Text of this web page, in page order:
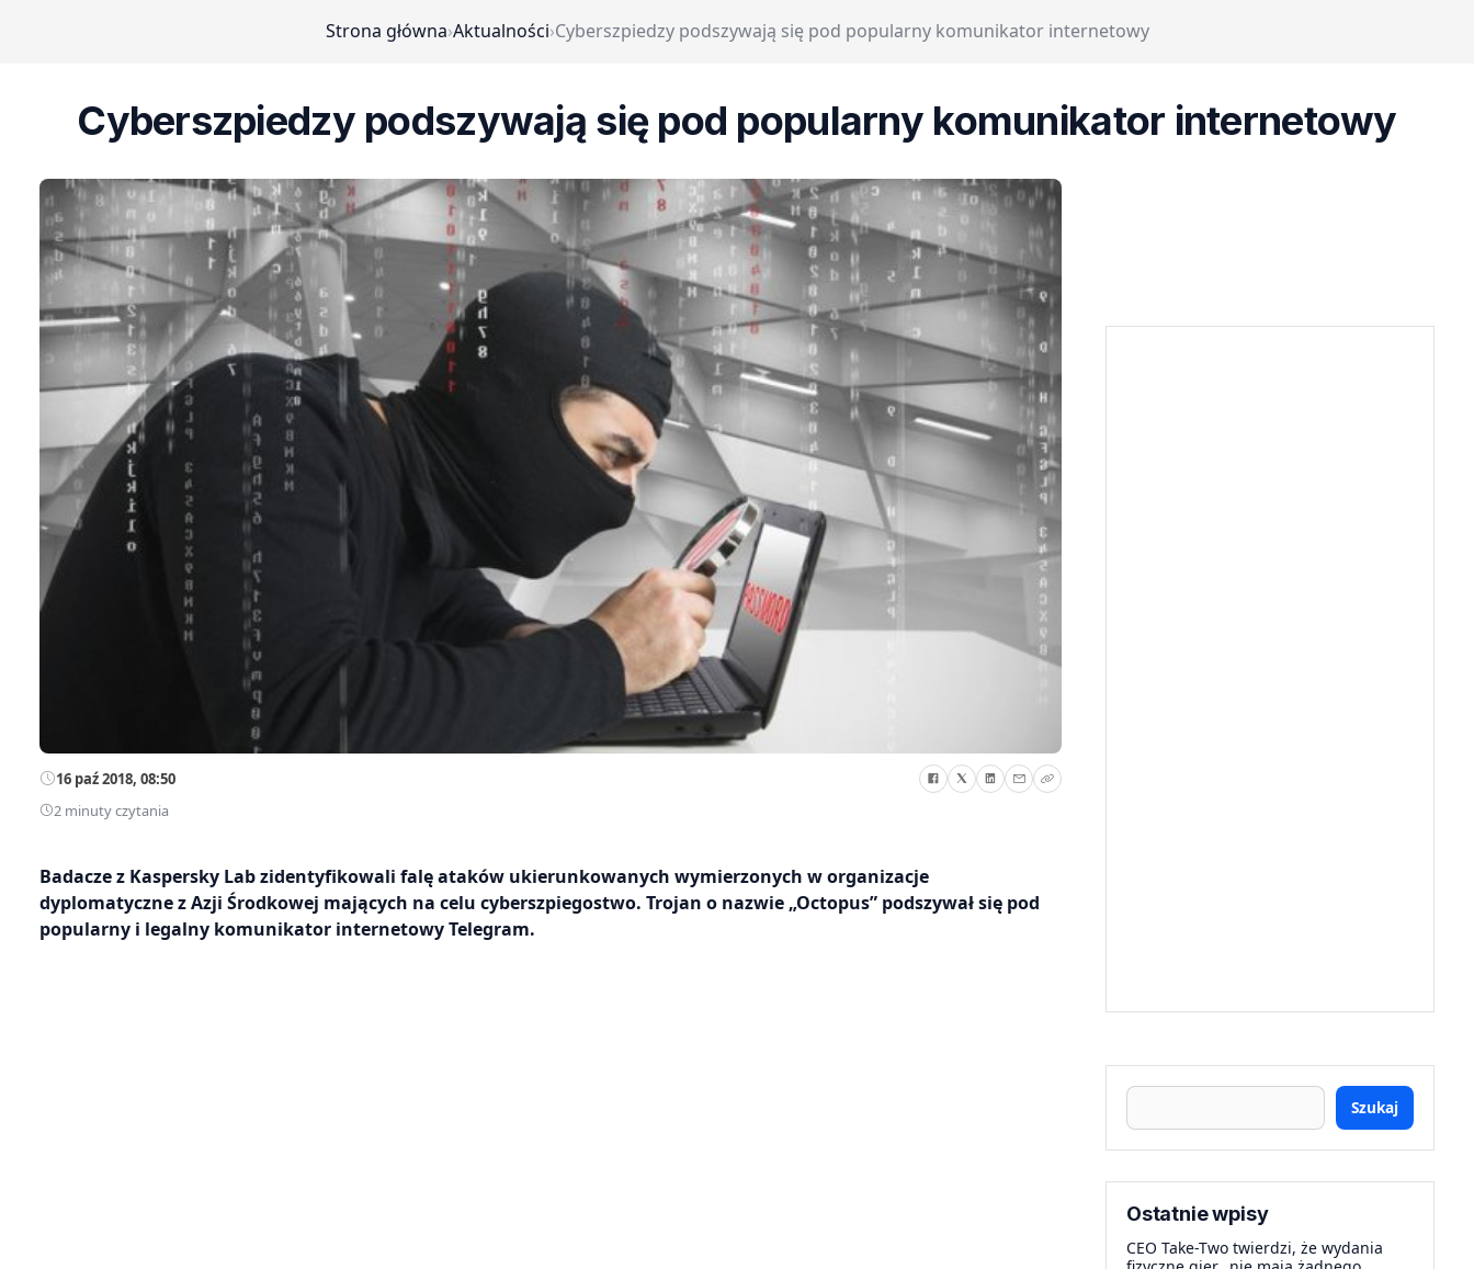
Strona główna›Aktualności›Cyberszpiedzy podszywają się pod popularny komunikator internetowy
Cyberszpiedzy podszywają się pod popularny komunikator internetowy
16 paź 2018, 08:50
2 minuty czytania
Badacze z Kaspersky Lab zidentyfikowali falę ataków ukierunkowanych wymierzonych w organizacje
dyplomatyczne z Azji Środkowej mających na celu cyberszpiegostwo. Trojan o nazwie „Octopus” podszywał się pod
popularny i legalny komunikator internetowy Telegram.
Szukaj
Ostatnie wpisy
CEO Take-Two twierdzi, że wydania